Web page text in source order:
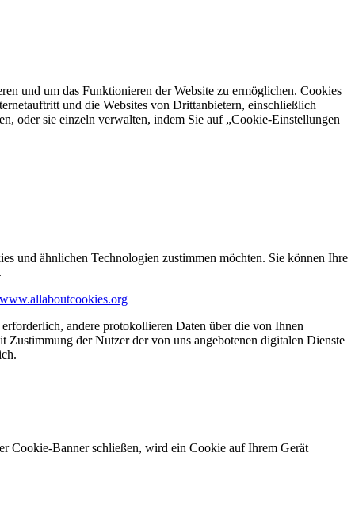
und um das Funktionieren der Website zu ermöglichen. Cookies
und die Websites von Drittanbietern, einschließlich
oder sie einzeln verwalten, indem Sie auf „Cookie-Einstellungen
und ähnlichen Technologien zustimmen möchten. Sie können Ihre
www.allaboutcookies.org
andere protokollieren Daten über die von Ihnen
der Nutzer der von uns angebotenen digitalen Dienste
Cookie-Banner schließen, wird ein Cookie auf Ihrem Gerät